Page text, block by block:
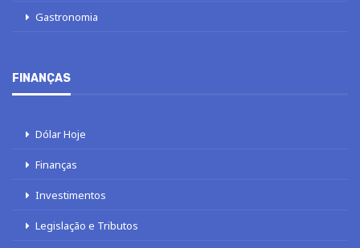
Gastronomia
FINANÇAS
Dólar Hoje
Finanças
Investimentos
Legislação e Tributos